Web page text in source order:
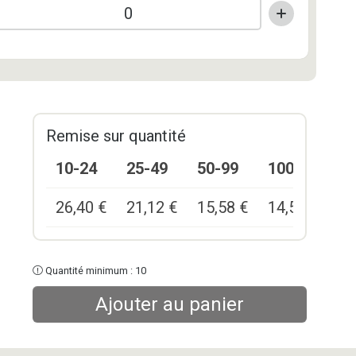
Remise sur quantité
10-24
25-49 50-99 100+
26,40 € 21,12 € 15,58 € 14,52
Quantité minimum : 10
Ajouter au panier